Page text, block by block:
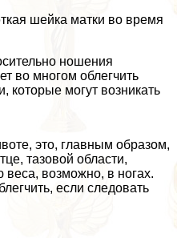
шейка матки во время
ношения
во многом облегчить
которые могут возникать
это, главным образом,
тазовой области,
веса, возможно, в ногах.
если следовать